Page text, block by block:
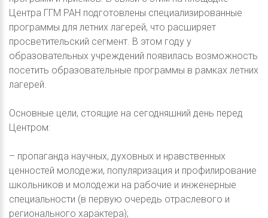
Центра ГГМ РАН подготовлены специализированные
программы для летних лагерей, что расширяет
просветительский сегмент. В этом году у
образовательных учреждений появилась возможность
посетить образовательные программы в рамках летних
лагерей.
Основные цели, стоящие на сегодняшний день перед
Центром:
– пропаганда научных, духовных и нравственных
ценностей молодежи, популяризация и профилирование
школьников и молодежи на рабочие и инженерные
специальности (в первую очередь отраслевого и
регионального характера);